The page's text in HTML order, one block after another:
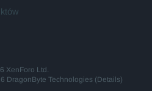
XenForo Ltd.
DragonByte Technologies(Details)